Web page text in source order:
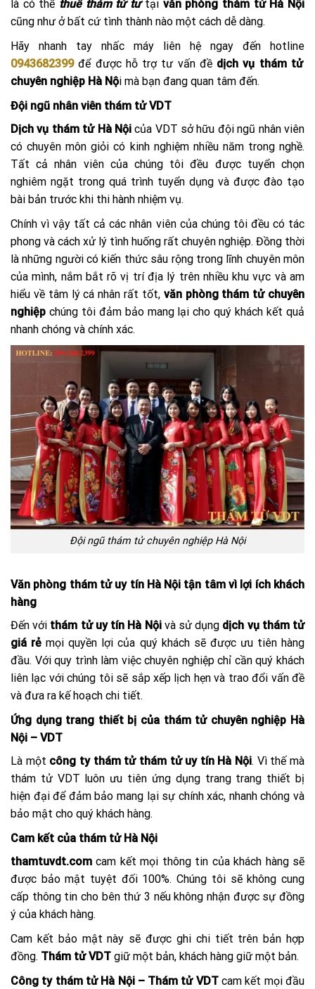
là có thể thuê thám tử tư tại văn phòng thám tử Hà Nội
cũng như ở bất cứ tình thành nào một cách dễ dàng.
Hãy nhanh tay nhấc máy liên hệ ngay đến hotline
0943682399để được hỗ trợ tư vấn đề dịch vụ thám tử
chuyên nghiệp Hà Nội mà bạn đang quan tâm đến.
Đội ngũ nhân viên thám tử VDT
Dịch vụ thám tử Hà Nộicủa VDT sở hữu đội ngũ nhân viên
có chuyên môn giỏi có kinh nghiệm nhiều năm trong nghề.
Tất cả nhân viên của chúng tôi đều được tuyển chọn
nghiêm ngặt trong quá trình tuyển dụng và được đào tạo
bài bản trước khi thi hành nhiệm vụ.
Chính vì vậy tất cả các nhân viên của chúng tôi đều có tác
phong và cách xử lý tình huống rất chuyên nghiệp. Đồng thời
là những người có kiến thức sâu rộng trong lĩnh chuyên môn
của mình, nắm bắt rõ vị trí địa lý trên nhiều khu vực và am
hiểu về tâm lý cá nhân rất tốt, văn phòng thám tử chuyên
nghiệp chúng tôi đảm bảo mang lại cho quý khách kết quả
nhanh chóng và chính xác.
Đội ngũ thám tử chuyên nghiệp Hà Nội
Văn phòng thám tử uy tín Hà Nội tận tâm vì lợi ích khách
hàng
Đến với thám tử uy tín Hà Nội và sử dụng dịch vụ thám tử
giá rẻmọi quyền lợi của quý khách sẽ được ưu tiên hàng
đầu. Với quy trình làm việc chuyên nghiệp chỉ cần quý khách
liên lạc với chúng tôi sẽ sắp xếp lịch hẹn và trao đổi vấn đề
và đưa ra kế hoạch chi tiết.
Ứng dụng trang thiết bị của thám tử chuyên nghiệp Hà
Nội – VDT
Là một công ty thám tử thám tử uy tín Hà Nội. Vì thế mà
thám tử VDT luôn ưu tiên ứng dụng trang trang thiết bị
hiện đại để đảm bảo mang lại sự chính xác, nhanh chóng và
bảo mật cho quý khách hàng.
Cam kết của thám tử Hà Nội
thamtuvdt.com cam kết mọi thông tin của khách hàng sẽ
được bảo mật tuyệt đối 100%. Chúng tôi sẽ không cung
cấp thông tin cho bên thứ 3 nếu không nhận được sự đồng
ý của khách hàng.
Cam kết bảo mật này sẽ được ghi chi tiết trên bản hợp
đồng. Thám tử VDT giữ một bản, khách hàng giữ một bản.
Công ty thám tử Hà Nội – Thám tử VDTcam kết mọi đầu